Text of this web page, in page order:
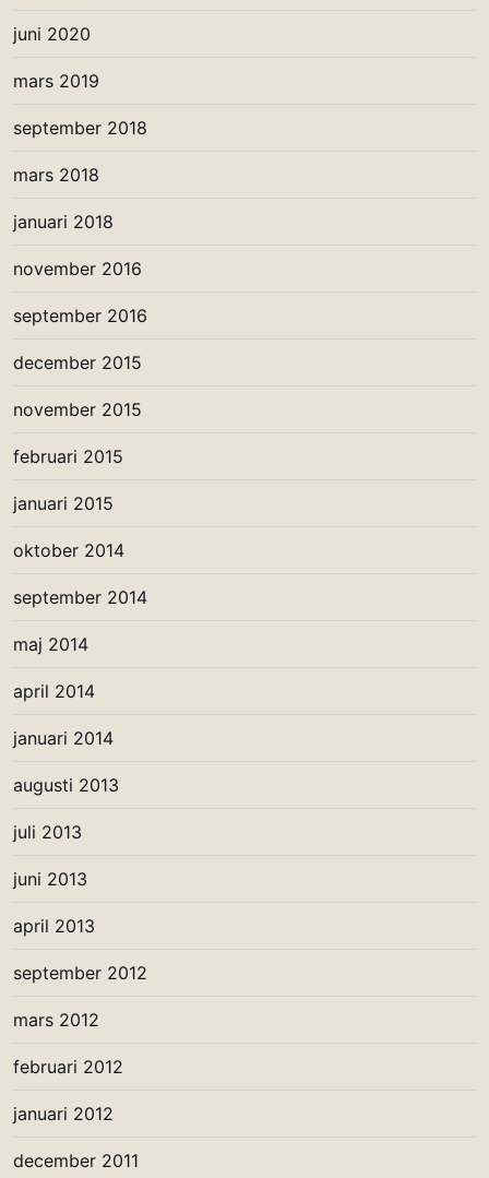
juni 2020
mars 2019
september 2018
mars 2018
januari 2018
november 2016
september 2016
december 2015
november 2015
februari 2015
januari 2015
oktober 2014
september 2014
maj 2014
april 2014
januari 2014
augusti 2013
juli 2013
juni 2013
april 2013
september 2012
mars 2012
februari 2012
januari 2012
december 2011